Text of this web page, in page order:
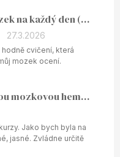
Cvičení pro Váš mozek na každý den (v PDF)
27.3.2026
cvičení, která
mozek ocení.
kurz kreslení pravou mozkovou hemisférou ONLINE
Jako bych byla na
jasné. Zvládne určitě